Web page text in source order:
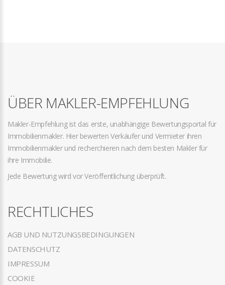
ÜBER MAKLER-EMPFEHLUNG
Makler-Empfehlung ist das erste, unabhängige Bewertungsportal für
Immobilienmakler. Hier bewerten Verkäufer und Vermieter ihren
Immobilienmakler und recherchieren nach dem besten Makler für
ihre Immobilie.
Jede Bewertung wird vor Veröffentlichung überprüft.
RECHTLICHES
AGB UND NUTZUNGSBEDINGUNGEN
DATENSCHUTZ
IMPRESSUM
COOKIE